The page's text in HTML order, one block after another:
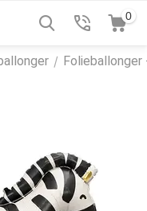
0
/ Folieballonger